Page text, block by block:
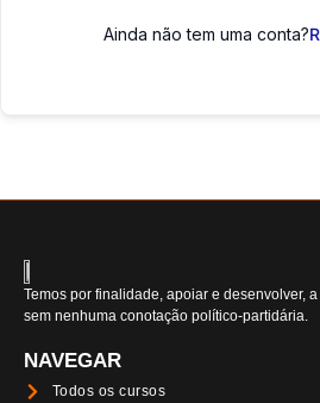
Ainda não tem uma conta?
Temos por finalidade, apoiar e desenvolver,
sem nenhuma conotação político-partidária.
NAVEGAR
Todos os cursos